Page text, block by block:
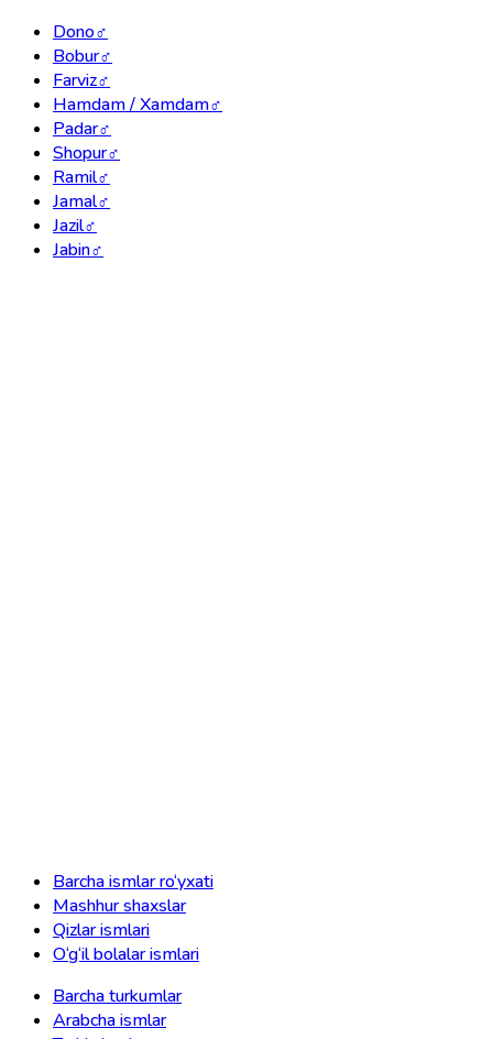
Dono♂
Bobur♂
Farviz♂
Hamdam / Xamdam♂
Padar♂
Shopur♂
Ramil♂
Jamal♂
Jazil♂
Jabin♂
Barcha ismlar ro‘yxati
Mashhur shaxslar
Qizlar ismlari
O‘g‘il bolalar ismlari
Barcha turkumlar
Arabcha ismlar